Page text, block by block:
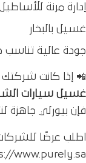
إدارة مرنة
غسيل بالبخار
جودة عالية تناسب
📲 إذا كانت
غسيل سيارات
فإن بيورلي جاهزة
اطلب عرضًا
www.purely.sa